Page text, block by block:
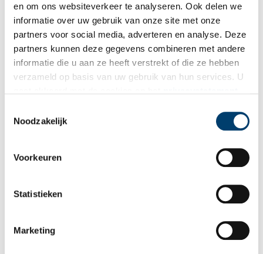
en om ons websiteverkeer te analyseren. Ook delen we
informatie over uw gebruik van onze site met onze
partners voor social media, adverteren en analyse. Deze
partners kunnen deze gegevens combineren met andere
informatie die u aan ze heeft verstrekt of die ze hebben
verzameld op basis van uw gebruik van hun services. U
Noodzakelijk
Voorkeuren
Statistieken
Marketing
Vereiste velden zijn gemarkeerd met *. Het e-mailadres wordt niet
gepubliceerd.
Naam
Vink dit aan als u op de hoogte gehouden wil worden.